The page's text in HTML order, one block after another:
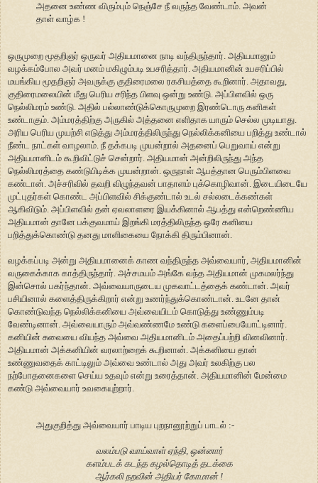
அதனை உண்ண விரும்பும் நெஞ்சே நீ வருந்த வேண்டாம். அவன்
தாள் வாழ்க !
ஒருமுறை மூதறிஞர் ஒருவர் அதியமானை நாடி வந்திருந்தார். அதியமானும்
வழக்கம்போல அவர் மனம் மகிழும்படி உபசரித்தார். அதியமானின் உபசரிப்பில்
மயங்கிய மூதறிஞர் அவருக்கு குதிரைமலை ரகசியத்தை கூறினார். அதாவது,
குதிரைமலையின் மீது பெரிய சரிந்த பிளவு ஒன்று உண்டு. அப்பிளவில் ஒரு
நெல்லிமரம் உண்டு. அதில் பல்லாண்டுக்கொருமுறை இரண்டொரு கனிகள்
உண்டாகும். அம்மரத்திற்கு அருகில் அத்தனை எளிதாக யாரும் செல்ல முடியாது.
அரிய பெரிய முயற்சி எடுத்து அம்மரத்திலிருந்து நெல்லிக்கனியை பறித்து உண்டால்
நீண்ட நாட்கள் வாழலாம். நீ தக்கபடி முயன்றால் அதனைப் பெறுவாய் என்று
அதியமானிடம் கூறிவிட்டுச் சென்றார். அதியமான் அன்றிலிருந்து அந்த
நெல்லிமரத்தை கண்டுபிடிக்க முயன்றான். ஒருநாள் ஆபத்தான பெரும்பிளவை
கண்டான். அச்சரிவில் தவறி விழுந்தவன் பாதாளம் புக்கொழிவான். இடையிடையே
முட்புதர்கள் கொண்ட அப்பிளவில் சிக்குண்டால் உடல் சல்லடைக்கண்கள்
ஆகிவிடும். அப்பிளவில் தன் ஏவலாளரை இயக்கினால் ஆபத்து என்றெண்ணிய
அதியமான் தானே பக்குவமாய் இறங்கி மரத்திலிருந்த ஒரே கனியை
பறித்துக்கொண்டு தனது மாளிகையை நோக்கி திரும்பினான்.
வழக்கப்படி அன்று அதியமானைக் காண வந்திருந்த அவ்வையார், அதியமானின்
வருகைக்காக காத்திருந்தார். அச்சமயம் அங்கே வந்த அதியமான் முகமலர்ந்து
இன்சொல் பகர்ந்தான். அவ்வையாருடைய முகவாட்டத்தைக் கண்டான். அவர்
பசியினால் களைத்திருக்கிறார் என்று உணர்ந்துக்கொண்டான். உடனே தான்
கொண்டுவந்த நெல்லிக்கனியை அவ்வையிடம் கொடுத்து உண்ணும்படி
வேண்டினான். அவ்வையாரும் அவ்வண்ணமே உண்டு களைப்பையோட்டினார்.
கனியின் சுவையை வியந்த அவ்வை அதியமானிடம் அதைப்பற்றி வினவினார்.
அதியமான் அக்கனியின் வரலாற்றைக் கூறினான். அக்கனியை தான்
உண்ணுவதைக் காட்டிலும் அவ்வை உண்டால் அது அவர் உலகிற்கு பல
நற்போதனைகளை செய்ய உதவும் என்று உரைத்தான். அதியமானின் மேன்மை
கண்டு அவ்வையார் உவகையுற்றார்.
அதுகுறித்து அவ்வையார் பாடிய புறநானூற்றுப் பாடல் :-
வலம்படு வாய்வாள் ஏந்தி, ஒன்னார்
களம்படக் கடந்த கழல்தொடித் தடக்கை
ஆர்கலி நறவின் அதியர் கோமான் !